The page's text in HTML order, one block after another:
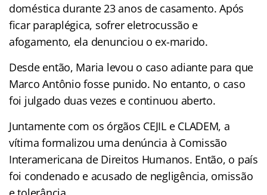
doméstica durante 23 anos de casamento. Após
ficar paraplégica, sofrer eletrocussão e
afogamento, ela denunciou o ex-marido.
Desde então, Maria levou o caso adiante para que
Marco Antônio fosse punido. No entanto, o caso
foi julgado duas vezes e continuou aberto.
Juntamente com os órgãos CEJIL e CLADEM, a
vítima formalizou uma denúncia à Comissão
Interamericana de Direitos Humanos. Então, o país
foi condenado e acusado de negligência, omissão